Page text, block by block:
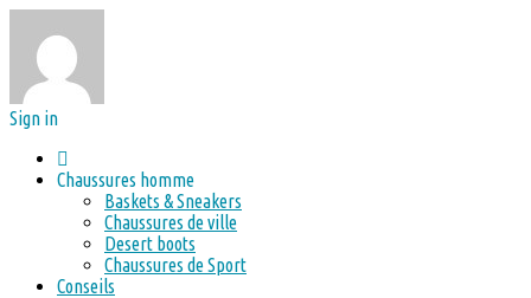
Sign in
Chaussures homme
Baskets & Sneakers
Chaussures de ville
Desert boots
Chaussures de Sport
Conseils